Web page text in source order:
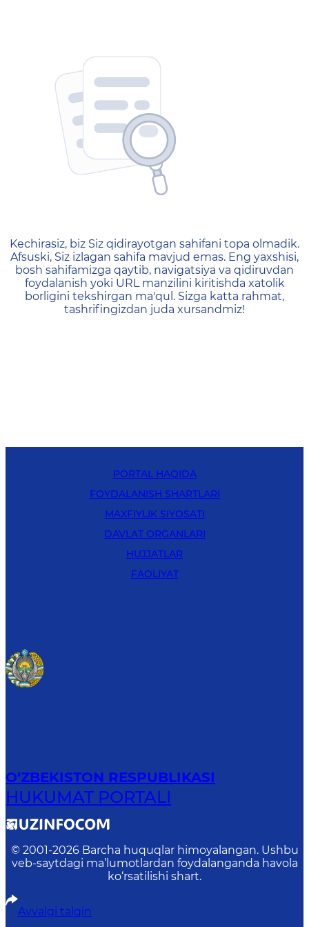
404 — Страница не
Kechirasiz, biz Siz qidirayotgan sahifani topa olmadik.
Afsuski, Siz izlagan sahifa mavjud emas. Eng yaxshisi,
bosh sahifamizga qaytib, navigatsiya va qidiruvdan
foydalanish yoki URL manzilini kiritishda xatolik
borligini tekshirgan ma'qul. Sizga katta rahmat,
tashrifingizdan juda xursandmiz!
PORTAL HAQIDA
FOYDALANISH SHARTLARI
MAXFIYLIK SIYOSATI
DAVLAT ORGANLARI
HUJJATLAR
FAOLIYAT
O‘ZBEKISTON RESPUBLIKASI
HUKUMAT PORTALI
© 2001-2026 Barcha huquqlar himoyalangan. Ushbu
veb-saytdagi ma’lumotlardan foydalanganda havola
ko‘rsatilishi shart.
Avvalgi talqin